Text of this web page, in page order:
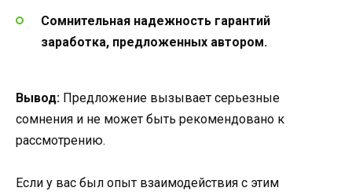
Сомнительная надежность гарантий
заработка, предложенных автором.
Вывод: Предложение вызывает серьезные
сомнения и не может быть рекомендовано к
рассмотрению.
Если у вас был опыт взаимодействия с этим